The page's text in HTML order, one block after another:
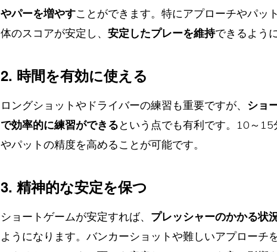
やパーを増やすことができます。特にアプローチやパッ
体のスコアが安定し、 安定したプレーを維持できるよう
2. 時間を有効に使える
ロングショットやドライバーの練習も重要ですが、 ショ
で効率的に練習ができるという点でも有利です。10～
やパットの精度を高めることが可能です。
3. 精神的な安定を保つ
ショートゲームが安定すれば、 プレッシャーのかかる状
ようになります。バンカーショットや難しいアプローチ